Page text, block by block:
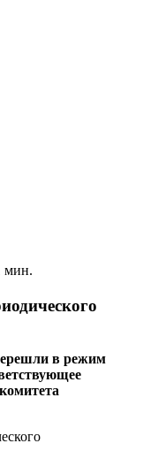
мин.
в режим